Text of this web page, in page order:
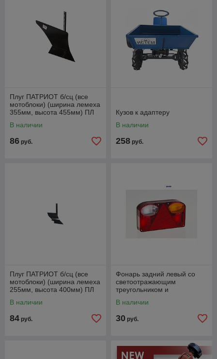
Плуг ПАТРИОТ б/сц (все
мотоблоки) (ширина лемеха
355мм, высота 455мм) ПЛ
Артикул
В наличии
86 руб.
Кузов к адаптеру
В наличии
258 руб.
Плуг ПАТРИОТ б/сц (все
мотоблоки) (ширина лемеха
255мм, высота 400мм) ПЛ
490001030
В наличии
84 руб.
Фонарь задний левый со
светоотражающим
треугольником и
FT-088 LPM-L
В наличии
30 руб.